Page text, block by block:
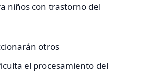
niños con trastorno del
otros
el procesamiento del